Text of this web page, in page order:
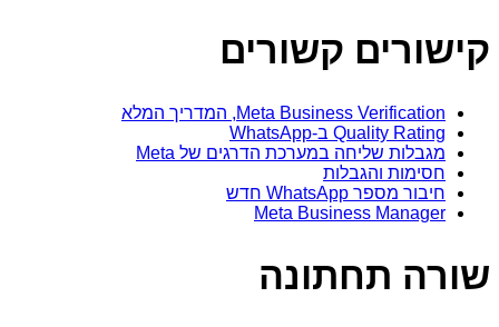
קישורים קשורים
Meta Business Verification, המדריך המלא
Quality Rating ב‑WhatsApp
מגבלות שליחה במערכת הדרגים של Meta
חסימות והגבלות
חיבור מספר WhatsApp חדש
Meta Business Manager
שורה תחתונה